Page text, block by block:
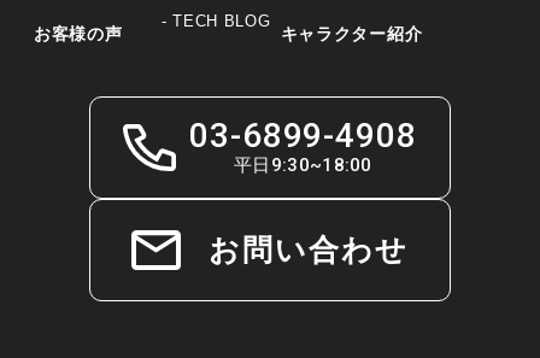
お客様の声
- TECH BLOG
キャラクター紹介
03-6899-4908
平日9:30~18:00
お問い合わせ